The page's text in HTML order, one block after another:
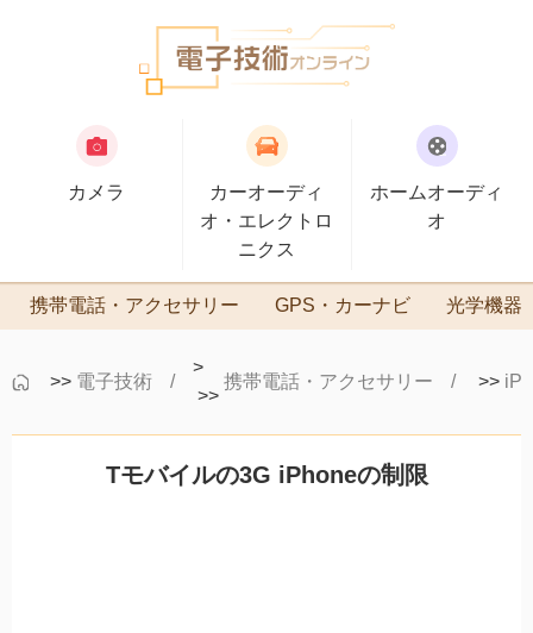
カメラ
カーオーディ
オ・エレクトロ
ニクス
ホームオーディ
オ
携帯電話・アクセサリー GPS・カーナビ 光学機器
>> 電子技術
>
>>
携帯電話・アクセサリー >>
Tモバイルの3G iPhoneの制限